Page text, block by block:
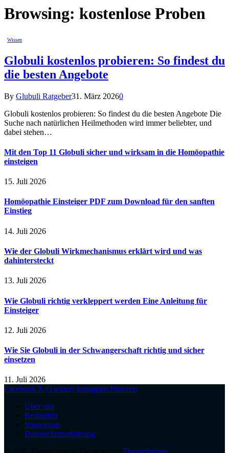
Browsing: kostenlose Proben
Wissen
Globuli kostenlos probieren: So findest du
die besten Angebote
By Glubuli Ratgeber31. März 20260
Globuli kostenlos probieren: So findest du die besten Angebote Die
Suche nach natürlichen Heilmethoden wird immer beliebter, und
dabei stehen…
Mit den Top 11 Globuli sicher und wirksam in die Homöopathie
einsteigen
15. Juli 2026
Homöopathie Einsteiger PDF zum Download für den sanften
Einstieg
14. Juli 2026
Wie der Globuli Wirkmechanismus erklärt wird und was
dahintersteckt
13. Juli 2026
Wie Globuli richtig verkleppert werden Eine Anleitung für
Einsteiger
12. Juli 2026
Wie Sie Globuli in der Schwangerschaft richtig und sicher
einsetzen
11. Juli 2026
Facebook X (Twitter) Instagram Pinterest
Über uns
Redaktion
Impressum
Datenschutzerklärung